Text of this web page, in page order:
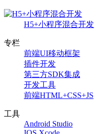
H5+小程序混合开发
专栏
前端UI移动框架
插件开发
第三方SDK集成
开发工具
前端HTML+CSS+JS
工具
Android Studio